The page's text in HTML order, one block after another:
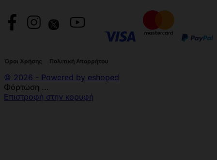
Όροι Χρήσης Πολιτική Απορρήτου
© 2026 - Powered by eshoped
Φόρτωση ...
Επιστροφή στην κορυφή